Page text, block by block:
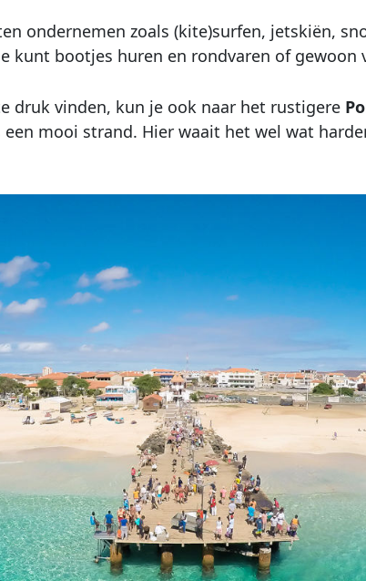
ondernemen zoals (kite)surfen, jetskiën,
kunt bootjes huren en rondvaren of gewoon
druk vinden, kun je ook naar het rustigere
een mooi strand. Hier waait het wel wat